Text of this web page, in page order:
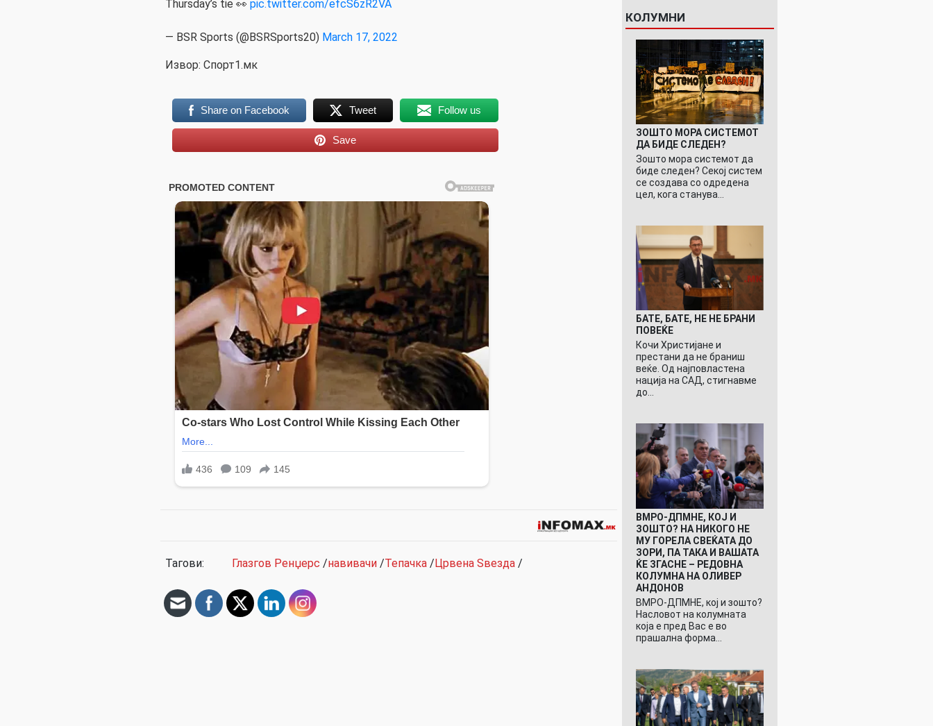
Thursday’s tie 👀 pic.twitter.com/efcS6zR2VA
— BSR Sports (@BSRSports20) March 17, 2022
Извор: Спорт1.мк
Share on Facebook Tweet Follow us
Save
Тагови: Глазгов Ренџерс /навивачи /Тепачка /Црвена Ѕвезда /
КОЛУМНИ
ЗОШТО МОРА СИСТЕМОТ
ДА БИДЕ СЛЕДЕН?
Зошто мора системот да
биде следен? Секој систем
се создава со одредена
цел, кога станува…
БАТЕ, БАТЕ, НЕ НЕ БРАНИ
ПОВЕЌЕ
Кочи Христијане и
престани да не браниш
веќе. Од најповластена
нација на САД, стигнавме
до…
ВМРО-ДПМНЕ, КОЈ И
ЗОШТО? НА НИКОГО НЕ
МУ ГОРЕЛА СВЕЌАТА ДО
ЗОРИ, ПА ТАКА И ВАШАТА
ЌЕ ЗГАСНЕ – РЕДОВНА
КОЛУМНА НА ОЛИВЕР
АНДОНОВ
ВМРО-ДПМНЕ, кој и зошто?
Насловот на колумната
која е пред Вас е во
прашална форма…